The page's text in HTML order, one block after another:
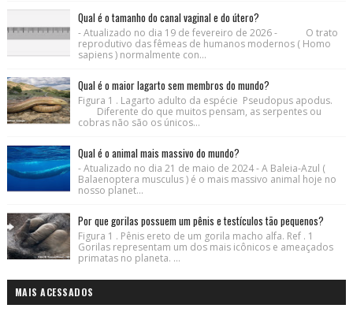
Qual é o tamanho do canal vaginal e do útero?
- Atualizado no dia 19 de fevereiro de 2026 - O trato
reprodutivo das fêmeas de humanos modernos ( Homo
sapiens ) normalmente con...
Qual é o maior lagarto sem membros do mundo?
Figura 1 . Lagarto adulto da espécie Pseudopus apodus.
Diferente do que muitos pensam, as serpentes ou
cobras não são os únicos...
Qual é o animal mais massivo do mundo?
- Atualizado no dia 21 de maio de 2024 - A Baleia-Azul (
Balaenoptera musculus ) é o mais massivo animal hoje no
nosso planet...
Por que gorilas possuem um pênis e testículos tão pequenos?
Figura 1 . Pênis ereto de um gorila macho alfa. Ref . 1
Gorilas representam um dos mais icônicos e ameaçados
primatas no planeta. ...
MAIS ACESSADOS